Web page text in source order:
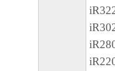
９．分離可能
本契約書の
効であると